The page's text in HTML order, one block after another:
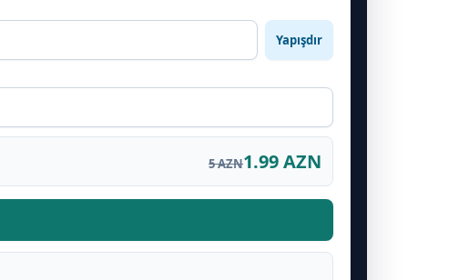
Yapışdır
5 AZN1.99 AZN